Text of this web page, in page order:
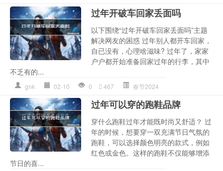
过年开破车回家丢面吗
以下围绕“过年开破车回家丢面吗”主题
解决网友的困惑 过年别人都开车回家，
自已没有，心理啥滋味? 过年了，家家
户户都开始准备回家过年的行李，其中
不乏有的...
gnk 02-10 0 467 春节2024
过年可以穿的跑鞋品牌
穿什么跑鞋过年才能既时尚又舒适？ 过
年的时候，想要穿一双充满节日气氛的
跑鞋，可以选择颜色明亮的款式，例如
红色或金色。这样的跑鞋不仅能够增添
节日的喜...